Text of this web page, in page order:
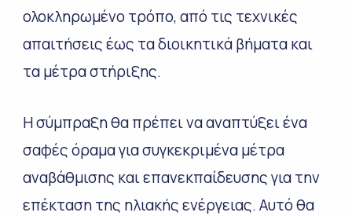
ολοκληρωμένο τρόπο, από τις τεχνικές
απαιτήσεις έως τα διοικητικά βήματα και
τα μέτρα στήριξης.
Η σύμπραξη θα πρέπει να αναπτύξει ένα
σαφές όραμα για συγκεκριμένα μέτρα
αναβάθμισης και επανεκπαίδευσης για την
επέκταση της ηλιακής ενέργειας. Αυτό θα